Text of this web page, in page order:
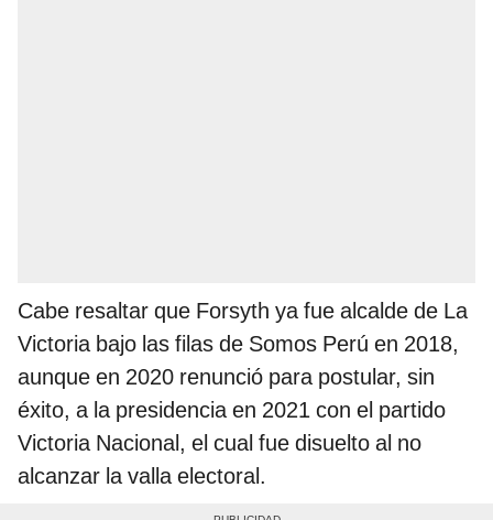
Cabe resaltar que Forsyth ya fue alcalde de La
Victoria bajo las filas de Somos Perú en 2018,
aunque en 2020 renunció para postular, sin
éxito, a la presidencia en 2021 con el partido
Victoria Nacional, el cual fue disuelto al no
alcanzar la valla electoral.